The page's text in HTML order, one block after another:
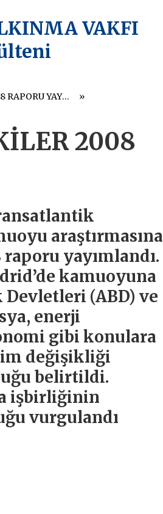
VAKFI
TRANSATLANTİK İLİŞKİLER 2008 RAPORU YAYIMLANDI
2008
araştırmasına
yayımlandı.
kamuoyuna
(ABD) ve
enerji
gibi konulara
değişikliği
belirtildi.
işbirliğinin
vurgulandı